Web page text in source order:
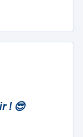
! 😎